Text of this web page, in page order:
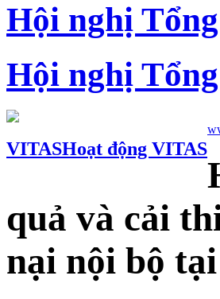
Hội nghị
Hội nghị
VITASHoạt động VITAS
quả và cải
nại nội bộ